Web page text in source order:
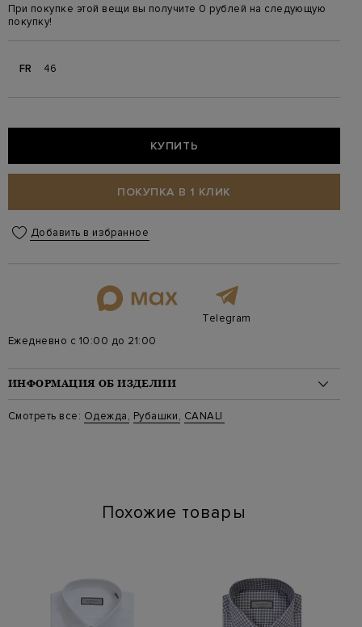
При покупке этой вещи вы получите 0 рублей на следующую
покупку!
FR 46
КУПИТЬ
ПОКУПКА В 1 КЛИК
Добавить в избранное
Telegram
Ежедневно с 10:00 до 21:00
ИНФОРМАЦИЯ ОБ ИЗДЕЛИИ
Материал: хлопок 100%
Стиль: Классические
Смотреть все: Одежда, Рубашки, CANALI
Похожие товары